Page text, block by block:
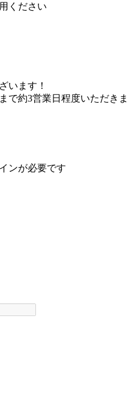
ください
います！
で約3営業日程度いただきま
ンが必要です